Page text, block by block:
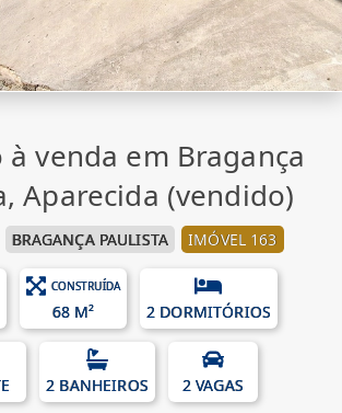
à venda em Bragança
Aparecida (vendido)
BRAGANÇA PAULISTA IMÓVEL 163
CONSTRUÍDA
68 M² 2 DORMITÓRIOS
2 BANHEIROS 2 VAGAS